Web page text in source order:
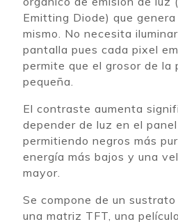
Emitting Diode) que
mismo. No necesita
pantalla pues cada pixel
permite que el grosor de la
pequeña.
El contraste aumenta
depender de luz en el
permitiendo negros más
energía más bajos y una
mayor.
Se compone de un
una matriz TFT, una